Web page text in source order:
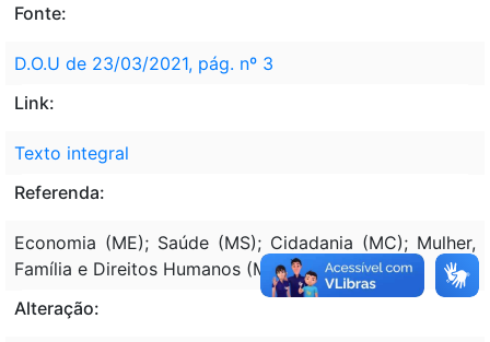
Fonte:
D.O.U de 23/03/2021, pág. nº 3
Link:
Texto integral
Referenda:
Economia (ME); Saúde (MS); Cidadania (MC); Mulher,
Família e Direitos Humanos (MMFDH)
Alteração: